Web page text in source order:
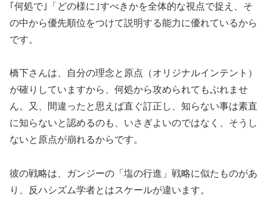
｢何処で｣「どの様に｣すべきかを全体的な視点で捉え、そ
の中から優先順位をつけて説明する能力に優れているから
です。
橋下さんは、自分の理念と原点（オリジナルインテント）
が確りしていますから、何処から攻められてもぶれませ
ん。又、間違ったと思えば直ぐ訂正し、知らない事は素直
に知らないと認めるのも、いさぎよいのではなく、そうし
ないと原点が崩れるからです。
彼の戦略は、ガンジーの「塩の行進」戦略に似たものがあ
り、反ハシズム学者とはスケールが違います。